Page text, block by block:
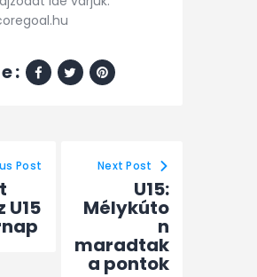
Post
U15
Next Post
U15:
Mélykúto
n
maradtak
a pontok